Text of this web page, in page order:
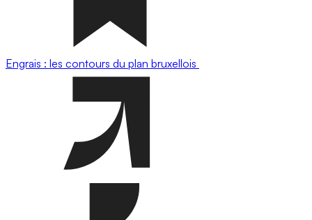
Engrais : les contours du plan bruxellois